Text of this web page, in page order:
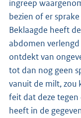
ingreep
bezien of er
Beklaagde heeft
abdomen
ontdekt van
tot dan nog geen
vanuit de milt, zou
feit dat deze
heeft in de